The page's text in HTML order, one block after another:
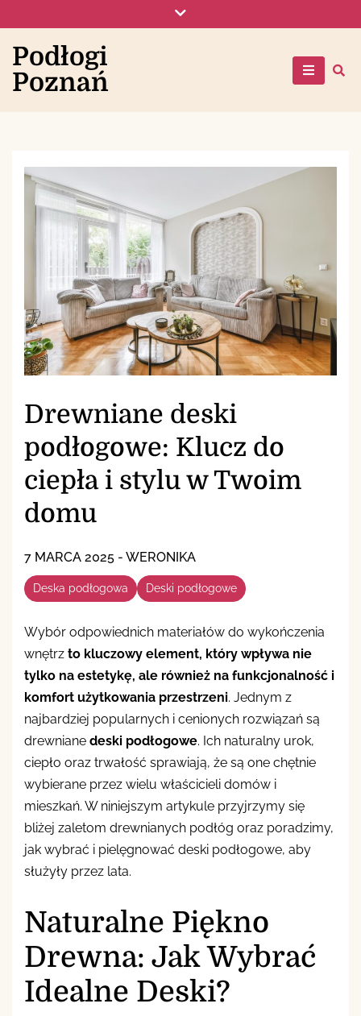
to
content
Podłogi
Poznań
Drewniane deski
podłogowe: Klucz do
ciepła i stylu w Twoim
domu
7 MARCA 2025 - WERONIKA
Deska podłogowa Deski podłogowe
Wybór odpowiednich materiałów do wykończenia
wnętrz to kluczowy element, który wpływa nie
tylko na estetykę, ale również na funkcjonalność i
komfort użytkowania przestrzeni. Jednym z
najbardziej popularnych i cenionych rozwiązań są
drewniane deski podłogowe. Ich naturalny urok,
ciepło oraz trwałość sprawiają, że są one chętnie
wybierane przez wielu właścicieli domów i
mieszkań. W niniejszym artykule przyjrzymy się
bliżej zaletom drewnianych podłóg oraz poradzimy,
jak wybrać i pielęgnować deski podłogowe, aby
służyły przez lata.
Naturalne Piękno
Drewna: Jak Wybrać
Idealne Deski?